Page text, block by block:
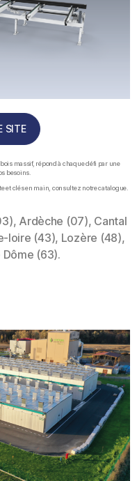
SITE
massif, répond à chaque défi par une
besoins.
clés en main, consultez notre catalogue.
Ardèche (07), Cantal
loire (43), Lozère (48),
(63).